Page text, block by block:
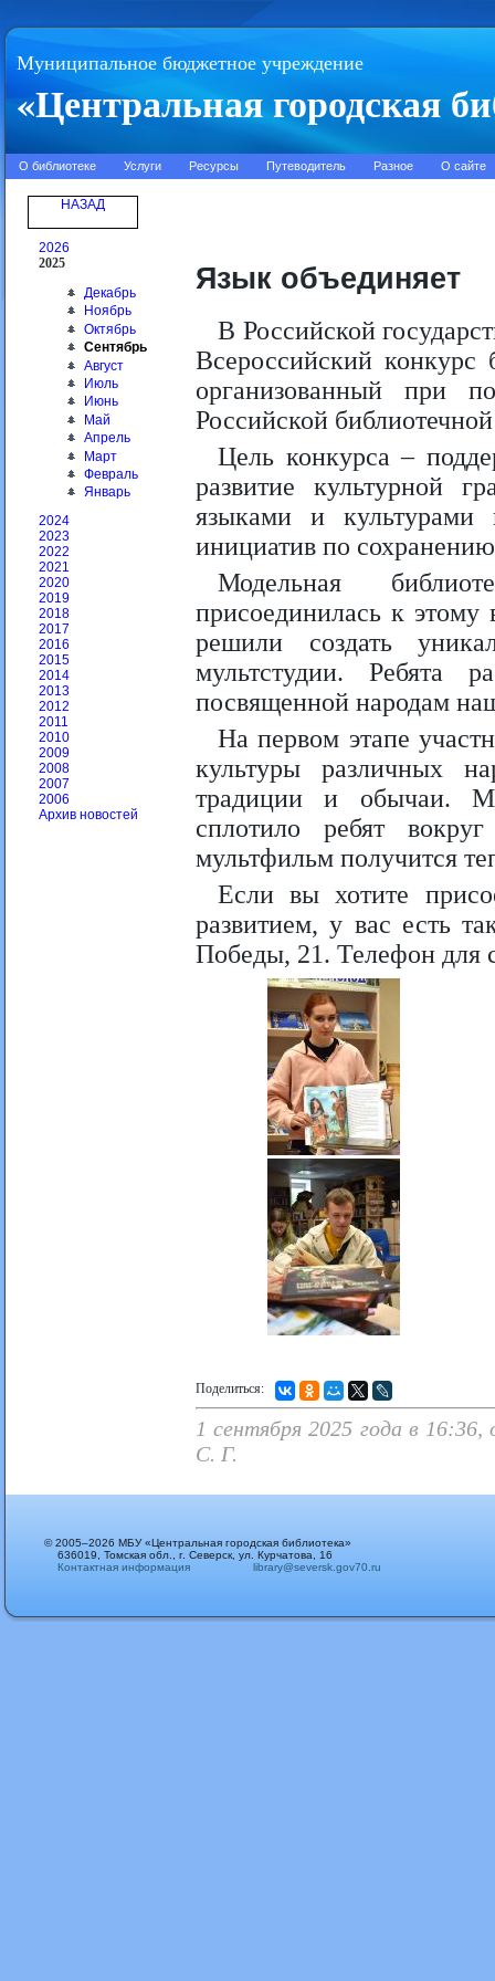
Муниципальное бюджетное учреждение
«Центральная городская
О библиотеке Услуги Ресурсы Путеводитель Разное О сайте
НАЗАД
2026
2025
Декабрь
Ноябрь
Октябрь
Сентябрь
Август
Июль
Июнь
Май
Апрель
Март
Февраль
Январь
2024
2023
2022
2021
2020
2019
2018
2017
2016
2015
2014
2013
2012
2011
2010
2009
2008
2007
2006
Архив новостей
Язык объединяет
В Российской
Всероссийский конкурс
организованный при
Российской
Цель конкурса –
развитие культурной
языками и культурами
инициатив по
Модельная
присоединилась к
решили создать
мультстудии. Ребята
посвященной народам
На первом этапе
культуры различных
традиции и обычаи.
сплотило ребят
мультфильм получится
Если вы хотите
развитием, у вас есть
Победы, 21. Телефон для
Поделиться:
1 сентября 2025 года в
С. Г.
© 2005–2026 МБУ «Центральная городская библиотека»
636019, Томская обл., г. Северск, ул. Курчатова, 16
Контактная информация
library@seversk.gov70.ru